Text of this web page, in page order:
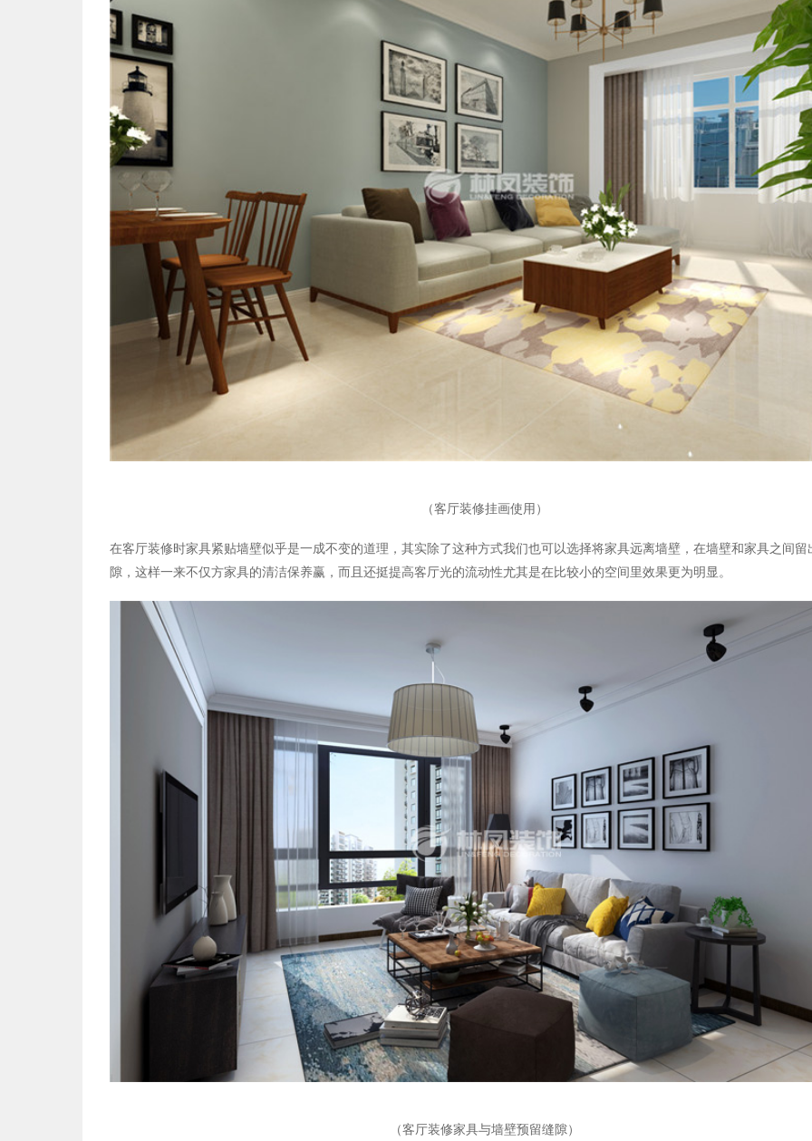
（客厅装修挂画使用）
在客厅装修时家具紧贴墙壁似乎是一成不变的道理，其实除了这种方式我们也可以选择将家具远离墙壁，在墙壁和家具之间留
隙，这样一来不仅方家具的清洁保养赢，而且还挺提高客厅光的流动性尤其是在比较小的空间里效果更为明显。
（客厅装修家具与墙壁预留缝隙）